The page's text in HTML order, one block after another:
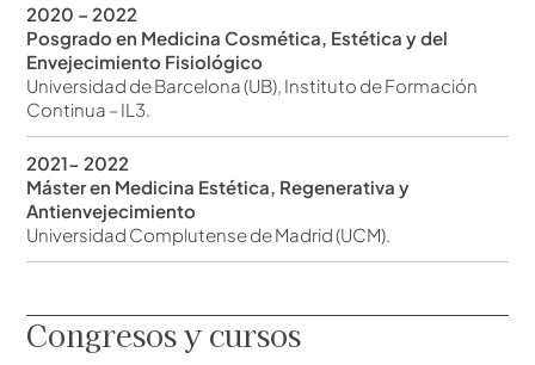
2020 – 2022
Posgrado en Medicina Cosmética, Estética y del
Envejecimiento Fisiológico
Universidad de Barcelona (UB), Instituto de Formación
Continua – IL3.
2021- 2022
Máster en Medicina Estética, Regenerativa y
Antienvejecimiento
Universidad Complutense de Madrid (UCM).
Congresos y cursos